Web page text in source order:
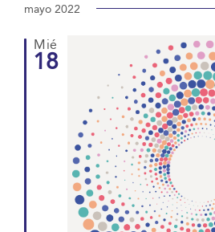
la
fecha.
mayo 2022
Mié
18